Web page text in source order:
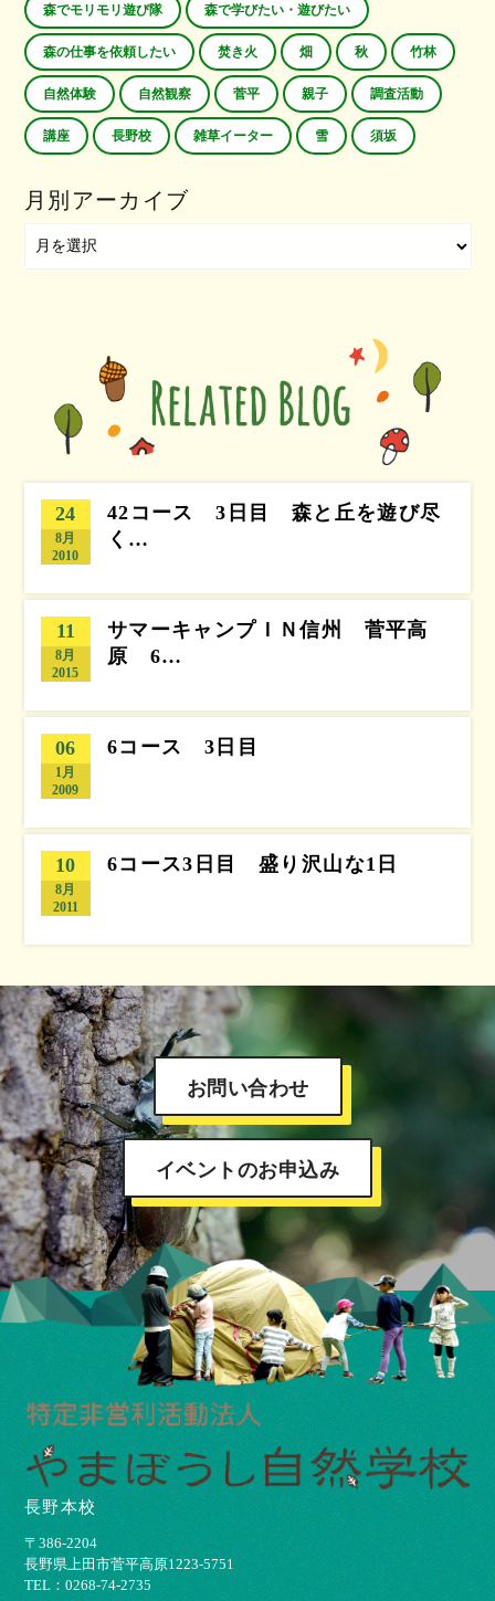
森でモリモリ遊び隊 森で学びたい・遊びたい
森の仕事を依頼したい 焚き火 畑 秋 竹林
自然体験 自然観察 菅平 親子 調査活動
講座 長野校 雑草イーター 雪 須坂
月別アーカイブ
24
8月
2010
42コース 3日目 森と丘を遊び尽
く…
11
8月
2015
サマーキャンプＩＮ信州 菅平高
原 6…
06
1月
2009
6コース 3日目
10
8月
2011
6コース3日目 盛り沢山な1日
お問い合わせ
イベントのお申込み
長野本校
〒386-2204
⻑野県上⽥市菅平⾼原1223-5751
TEL：0268-74-2735